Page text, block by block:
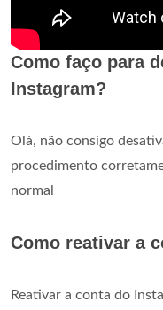
Como faço para
Instagram?
Olá, não consigo
procedimento
normal
Como reativar a
Reativar a conta do